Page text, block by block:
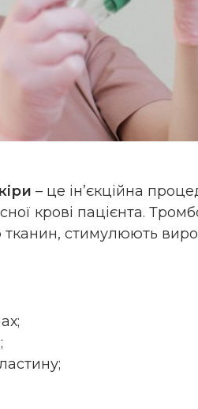
– це ін’єкційна
крові пацієнта.
тканин, стимулюють